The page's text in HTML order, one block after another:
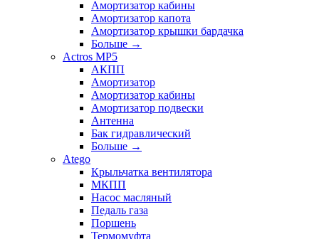
Амортизатор кабины
Амортизатор капота
Амортизатор крышки бардачка
Больше →
Actros MP5
АКПП
Амортизатор
Амортизатор кабины
Амортизатор подвески
Антенна
Бак гидравлический
Больше →
Atego
Крыльчатка вентилятора
МКПП
Насос масляный
Педаль газа
Поршень
Термомуфта